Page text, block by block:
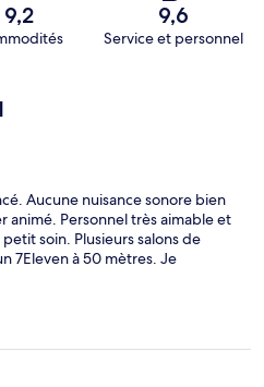
9,2 9,6
Service et personnel
Aucune nuisance sonore bien
animé. Personnel très aimable et
soin. Plusieurs salons de
7Eleven à 50 mètres. Je